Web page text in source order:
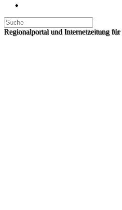
Regionalportal und Internetzeitung für